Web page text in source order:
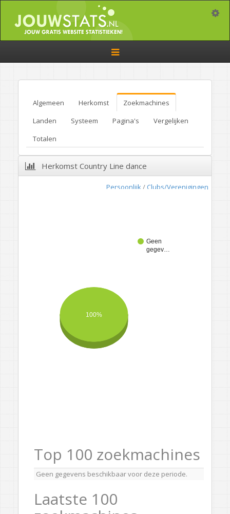
Toggle
navigation
Algemeen Herkomst
Zoekmachines
Landen
Systeem Pagina's
Vergelijken
Totalen
Herkomst Country Line dance
Persoonlijk / Clubs/Verenigingen
Geen
gegev…
100%
Top 100 zoekmachines
Geen gegevens beschikbaar voor deze periode.
Laatste 100